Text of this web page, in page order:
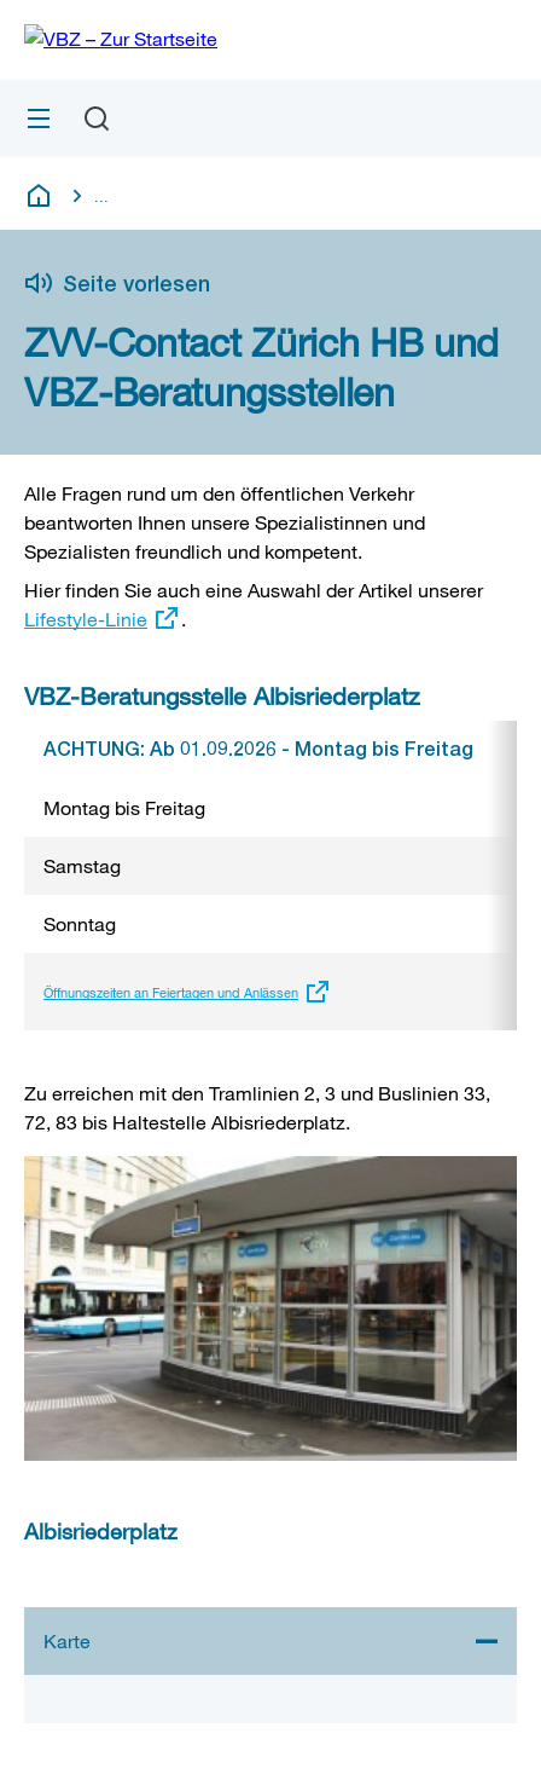
Navigation
Sprunglink
Menü
Deutsch
Seite vorlesen
ZVV-Contact Zürich HB und
VBZ-Beratungsstellen
Alle Fragen rund um den öffentlichen Verkehr
beantworten Ihnen unsere Spezialistinnen und
Spezialisten freundlich und kompetent.
Hier finden Sie auch eine Auswahl der Artikel unserer
Lifestyle-Linie .
VBZ-Beratungsstelle Albisriederplatz
ACHTUNG: Ab 01.09.2026 - Montag bis Freitag
Montag bis Freitag
Samstag
Sonntag
Externer
Öffnungszeiten an Feiertagen und Anlässen
Zu erreichen mit den Tramlinien 2, 3 und Buslinien 33,
72, 83 bis Haltestelle Albisriederplatz.
Albisriederplatz
Stadtplan 3D